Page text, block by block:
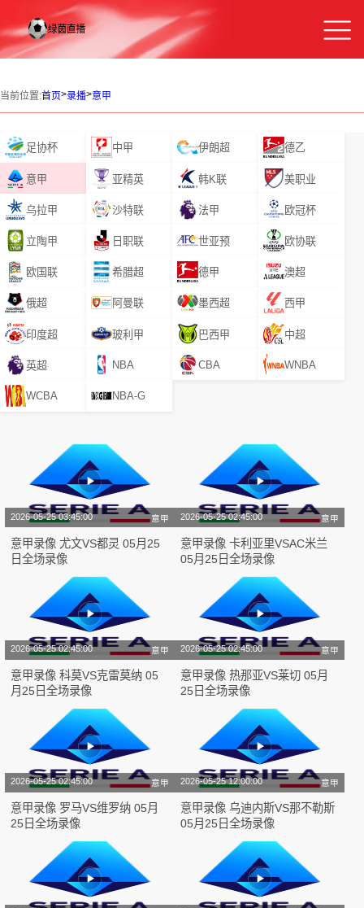
当前位置:首页>录播>意甲
足协杯 中甲 伊朗超 德乙
意甲 亚精英 韩K联 美职业
乌拉甲 沙特联 法甲 欧冠杯
立陶甲 日职联 世亚预 欧协联
欧国联 希腊超 德甲 澳超
俄超 阿曼联 墨西超 西甲
印度超 玻利甲 巴西甲 中超
英超 NBA CBA WNBA
WCBA NBA-G
2026-05-25 03:45:00 意甲
意甲录像 尤文VS都灵 05月25
日全场录像
2026-05-25 02:45:00 意甲
意甲录像 卡利亚里VSAC米兰
05月25日全场录像
2026-05-25 02:45:00 意甲
意甲录像 科莫VS克雷莫纳 05
月25日全场录像
2026-05-25 02:45:00 意甲
意甲录像 热那亚VS莱切 05月
25日全场录像
2026-05-25 02:45:00 意甲
意甲录像 罗马VS维罗纳 05月
25日全场录像
2026-05-25 12:00:00 意甲
意甲录像 乌迪内斯VS那不勒斯
05月25日全场录像